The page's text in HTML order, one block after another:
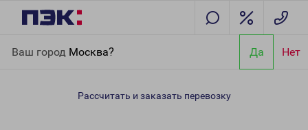
Ваш город Москва? Да Нет
Нижнекамск
Рассчитать и заказать перевозку